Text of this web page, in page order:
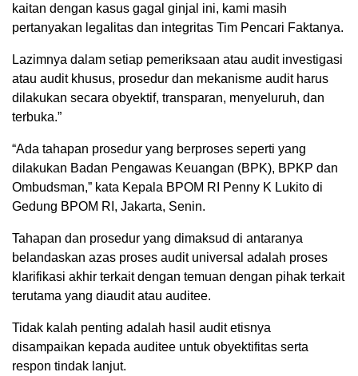
kaitan dengan kasus gagal ginjal ini, kami masih
pertanyakan legalitas dan integritas Tim Pencari Faktanya.
Lazimnya dalam setiap pemeriksaan atau audit investigasi
atau audit khusus, prosedur dan mekanisme audit harus
dilakukan secara obyektif, transparan, menyeluruh, dan
terbuka.”
“Ada tahapan prosedur yang berproses seperti yang
dilakukan Badan Pengawas Keuangan (BPK), BPKP dan
Ombudsman,” kata Kepala BPOM RI Penny K Lukito di
Gedung BPOM RI, Jakarta, Senin.
Tahapan dan prosedur yang dimaksud di antaranya
belandaskan azas proses audit universal adalah proses
klarifikasi akhir terkait dengan temuan dengan pihak terkait
terutama yang diaudit atau auditee.
Tidak kalah penting adalah hasil audit etisnya
disampaikan kepada auditee untuk obyektifitas serta
respon tindak lanjut.